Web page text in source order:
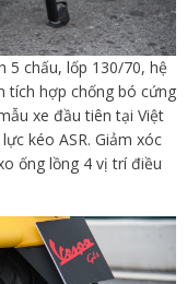
5 chấu, lốp 130/70, hệ
tích hợp chống bó cứng
xe đầu tiên tại Việt
kéo ASR. Giảm xóc
ống lồng 4 vị trí điều